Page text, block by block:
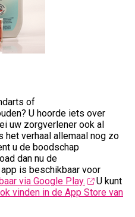
of
U hoorde iets over
uw zorgverlener ook al
verhaal allemaal nog zo
u de boodschap
dan nu de
is beschikbaar voor
via Google Play.
U kunt
vinden in de App Store van